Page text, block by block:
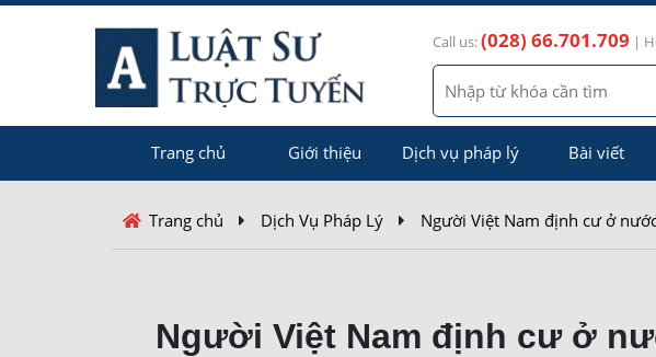
Call us:(028) 66.701.709 |
Trang chủ Giới thiệu Dịch vụ pháp lý Bài viết
Trang chủ Dịch Vụ Pháp Lý Người Việt Nam định cư ở
Người Việt Nam định cư ở